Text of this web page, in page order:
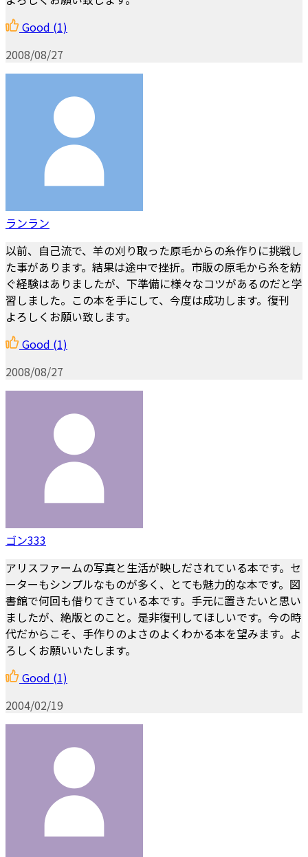
Good (1)
2008/08/27
ランラン
以前、自己流で、羊の刈り取った原毛からの糸作りに挑戦し
た事があります。結果は途中で挫折。市販の原毛から糸を紡
ぐ経験はありましたが、下準備に様々なコツがあるのだと学
習しました。この本を手にして、今度は成功します。復刊
よろしくお願い致します。
Good (1)
2008/08/27
ゴン333
アリスファームの写真と生活が映しだされている本です。セ
ーターもシンプルなものが多く、とても魅力的な本です。図
書館で何回も借りてきている本です。手元に置きたいと思い
ましたが、絶版とのこと。是非復刊してほしいです。今の時
代だからこそ、手作りのよさのよくわかる本を望みます。よ
ろしくお願いいたします。
Good (1)
2004/02/19